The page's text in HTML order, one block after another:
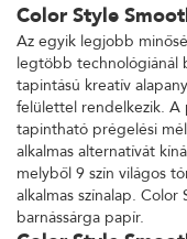
Color Style
Az egyik legjobb
legtöbb technológiánál
tapintású kreatív
felülettel rendelkezik. A
tapintható prégelési
alkalmas alternatívát
melyből 9 szín világos
alkalmas színalap.
barnássárga papír.